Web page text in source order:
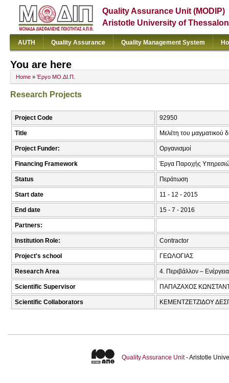
Quality Assurance Unit (MODIP)
Aristotle University of
AUTH Quality Assurance Quality Management System
You are here
Home » Έργο ΜΟ.ΔΙ.Π.
Research Projects
Project Code 92950
Title Μελέτη του μαγματικού
Project Funder: Οργανισμοί
Financing Framework Έργα Παροχής
Status Περάτωση
Start date 11 - 12 - 2015
End date 15 - 7 - 2016
Partners:
Institution Role: Contractor
Project's school ΓΕΩΛΟΓΙΑΣ
Research Area 4. Περιβάλλον – Ενέργεια
Scientific Supervisor ΠΑΠΑΖΑΧΟΣ
Scientific Collaborators ΚΕΜΕΝΤΖΕΤΖΙΔΟΥ
Quality Assurance Unit- Aristotle